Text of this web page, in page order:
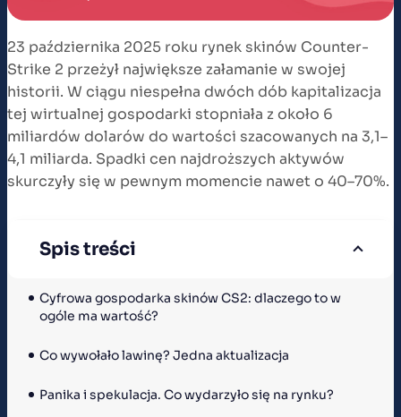
23 października 2025 roku rynek skinów Counter-
Strike 2 przeżył największe załamanie w swojej
historii. W ciągu niespełna dwóch dób kapitalizacja
tej wirtualnej gospodarki stopniała z około 6
miliardów dolarów do wartości szacowanych na 3,1–
4,1 miliarda. Spadki cen najdroższych aktywów
skurczyły się w pewnym momencie nawet o 40–70%.
Spis treści
Cyfrowa gospodarka skinów CS2: dlaczego to w
ogóle ma wartość?
Co wywołało lawinę? Jedna aktualizacja
Panika i spekulacja. Co wydarzyło się na rynku?